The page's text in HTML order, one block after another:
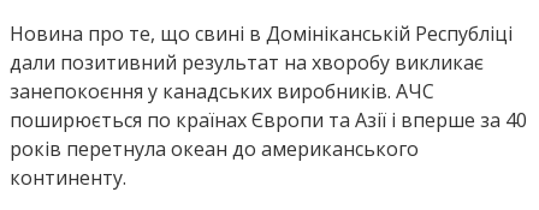
Новина про те, що свині в Домініканській Республіці
дали позитивний результат на хворобу викликає
занепокоєння у канадських виробників. АЧС
поширюється по країнах Європи та Азії і вперше за 40
років перетнула океан до американського
континенту.